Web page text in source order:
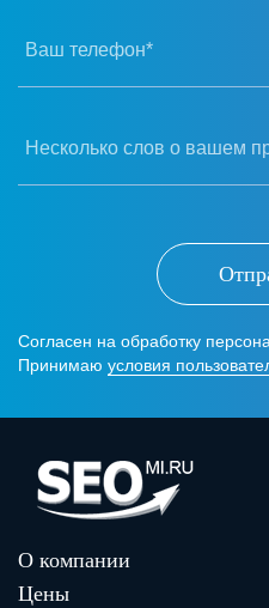
Ваш телефон*
Несколько слов о вашем
Согласен на обработку
Принимаю условия
О компании
Цены